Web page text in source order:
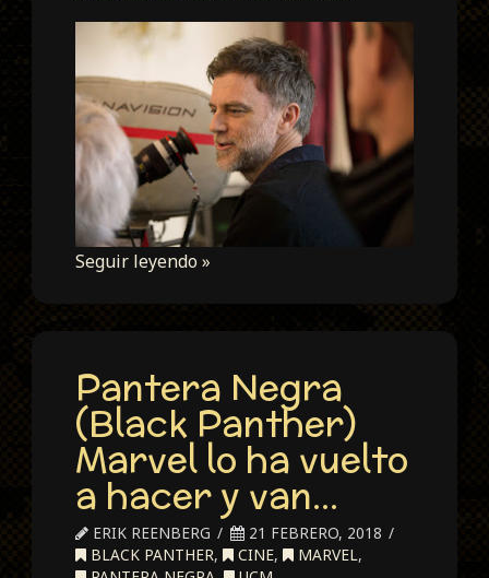
Seguir leyendo »
Pantera Negra
(Black Panther)
Marvel lo ha vuelto
a hacer y van…
ERIK REENBERG
21 FEBRERO, 2018
BLACK PANTHER, CINE, MARVEL,